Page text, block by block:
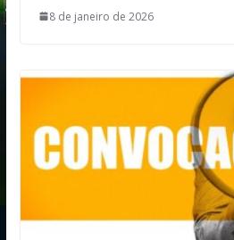
8 de janeiro de 2026